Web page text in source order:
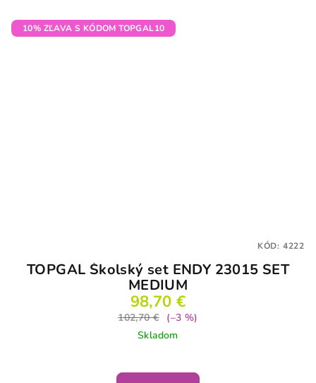
10% ZĽAVA S KÓDOM TOPGAL10
TOPGAL Školský set ENDY 23015 SET
MEDIUM
98,70 €
102,70 €
(–3 %)
Skladom
KÓD: 4222